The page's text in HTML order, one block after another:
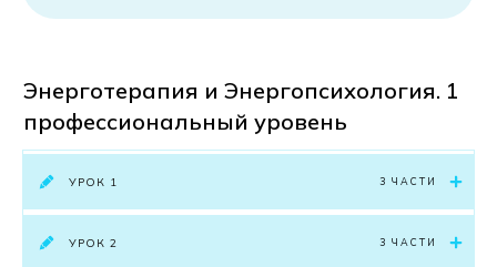
Энерготерапия и Энергопсихология. 1
профессиональный уровень
УРОК 1 3 ЧАСТИ
УРОК 2 3 ЧАСТИ